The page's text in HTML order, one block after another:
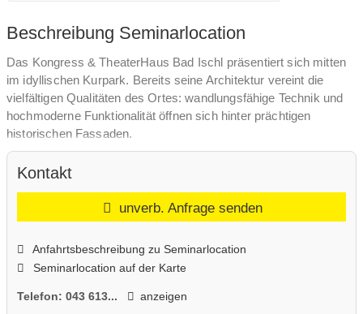
Beschreibung Seminarlocation
Das Kongress & TheaterHaus Bad Ischl präsentiert sich mitten
im idyllischen Kurpark. Bereits seine Architektur vereint die
vielfältigen Qualitäten des Ortes: wandlungsfähige Technik und
hochmoderne Funktionalität öffnen sich hinter prächtigen
historischen Fassaden.
Kontakt
unverb. Anfrage senden
Anfahrtsbeschreibung zu Seminarlocation
Seminarlocation auf der Karte
Telefon: 043 613... anzeigen